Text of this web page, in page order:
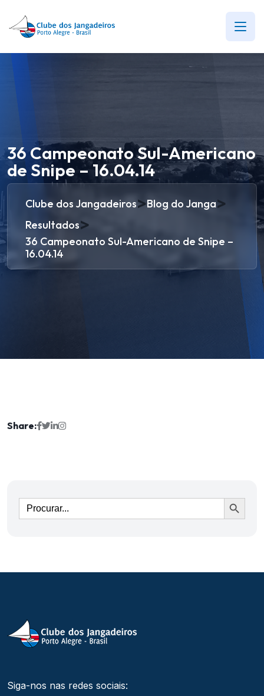
36 Campeonato Sul-Americano
de Snipe – 16.04.14
Clube dos Jangadeiros>Blog do Janga>
Resultados>
36 Campeonato Sul-Americano de Snipe –
16.04.14
Share:
Ir
Siga-nos nas redes sociais: